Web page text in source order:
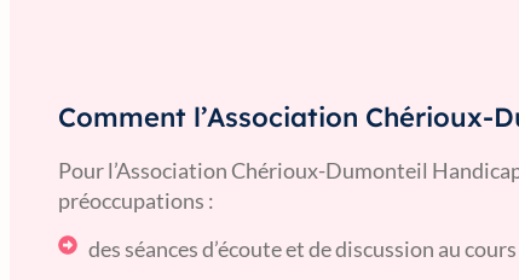
Comment l’Association
Pour l’Association Chérioux-Dumonteil
préoccupations :
des séances d’écoute et de discussion au